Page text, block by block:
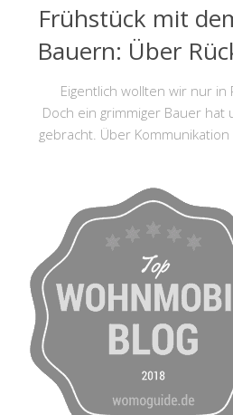
Frühstück mit
Bauern: Über
Eigentlich wollten wir nur in
Doch ein grimmiger Bauer hat
gebracht. Über Kommunikation